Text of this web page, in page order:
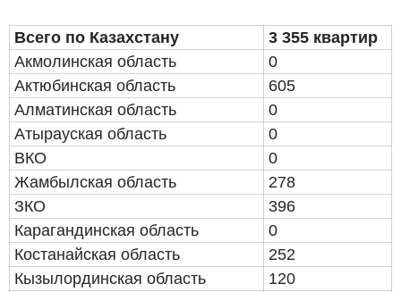
Всего по Казахстану
3 355 квартир
Акмолинская область
0
Актюбинская область
605
Алматинская область
0
Атырауская область
0
ВКО
0
Жамбылская область
278
ЗКО
396
Карагандинская область
0
Костанайская область
252
Кызылординская область
120